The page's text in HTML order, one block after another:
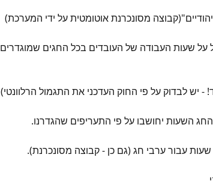
מסונכרנת אוטומטית על ידי המערכת)
על שעות העבודה של העובדים בכל החגים שמוגדרים
- יש לבדוק על פי החוק העדכני את התגמול הרלוונטי)
השעות יחושבו על פי התעריפים שהגדרנו.
עבור ערבי חג (גם כן - קבוצה מסונכרנת).